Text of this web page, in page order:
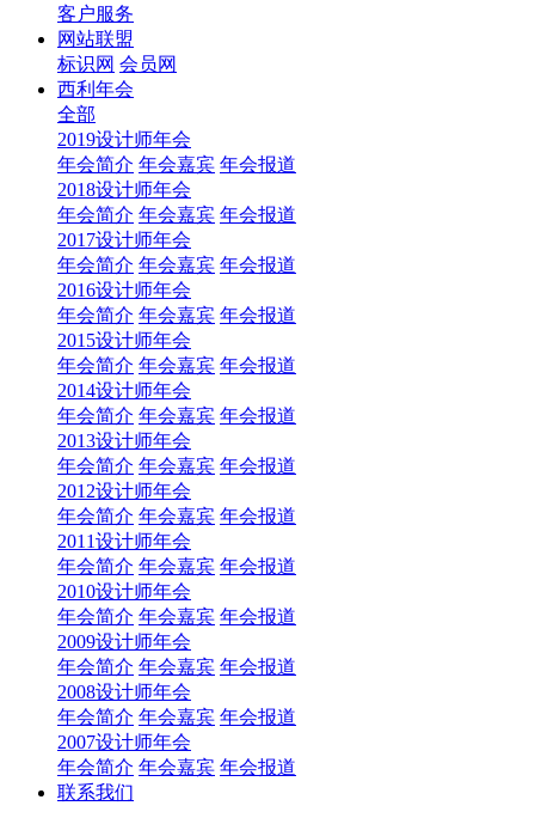
客户服务
网站联盟
标识网 会员网
西利年会
全部
2019设计师年会
年会简介 年会嘉宾 年会报道
2018设计师年会
年会简介 年会嘉宾 年会报道
2017设计师年会
年会简介 年会嘉宾 年会报道
2016设计师年会
年会简介 年会嘉宾 年会报道
2015设计师年会
年会简介 年会嘉宾 年会报道
2014设计师年会
年会简介 年会嘉宾 年会报道
2013设计师年会
年会简介 年会嘉宾 年会报道
2012设计师年会
年会简介 年会嘉宾 年会报道
2011设计师年会
年会简介 年会嘉宾 年会报道
2010设计师年会
年会简介 年会嘉宾 年会报道
2009设计师年会
年会简介 年会嘉宾 年会报道
2008设计师年会
年会简介 年会嘉宾 年会报道
2007设计师年会
年会简介 年会嘉宾 年会报道
联系我们